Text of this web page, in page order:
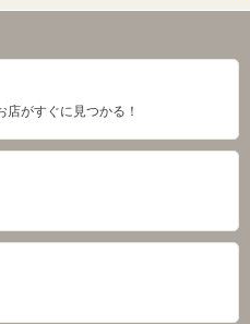
がすぐに見つかる！